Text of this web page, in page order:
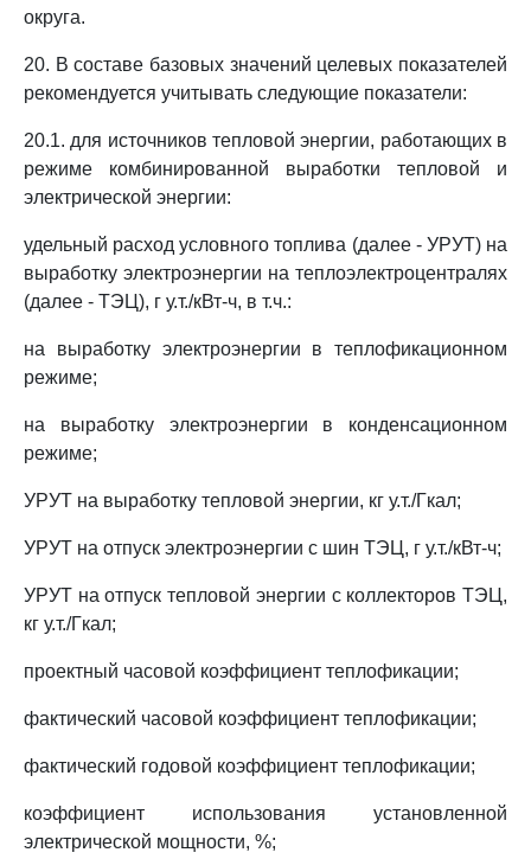
округа.
20. В составе базовых значений целевых показателей
рекомендуется учитывать следующие показатели:
20.1. для источников тепловой энергии, работающих в
режиме комбинированной выработки тепловой и
электрической энергии:
удельный расход условного топлива (далее - УРУТ) на
выработку электроэнергии на теплоэлектроцентралях
(далее - ТЭЦ), г у.т./кВт-ч, в т.ч.:
на выработку электроэнергии в теплофикационном
режиме;
на выработку электроэнергии в конденсационном
режиме;
УРУТ на выработку тепловой энергии, кг у.т./Гкал;
УРУТ на отпуск электроэнергии с шин ТЭЦ, г у.т./кВт-ч;
УРУТ на отпуск тепловой энергии с коллекторов ТЭЦ,
кг у.т./Гкал;
проектный часовой коэффициент теплофикации;
фактический часовой коэффициент теплофикации;
фактический годовой коэффициент теплофикации;
коэффициент использования установленной
электрической мощности, %;